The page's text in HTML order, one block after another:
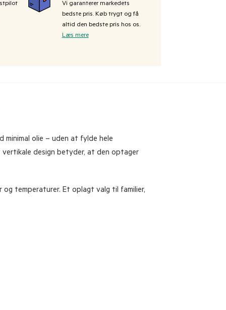
Vi garanterer markedets
bedste pris. Køb trygt og få
altid den bedste pris hos os.
Læs mere
minimal olie – uden at fylde hele
design betyder, at den optager
temperaturer. Et oplagt valg til familier,